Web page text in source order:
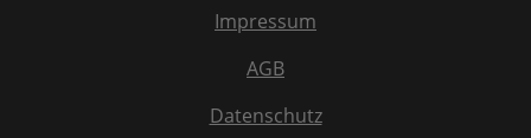
Impressum
AGB
Datenschutz